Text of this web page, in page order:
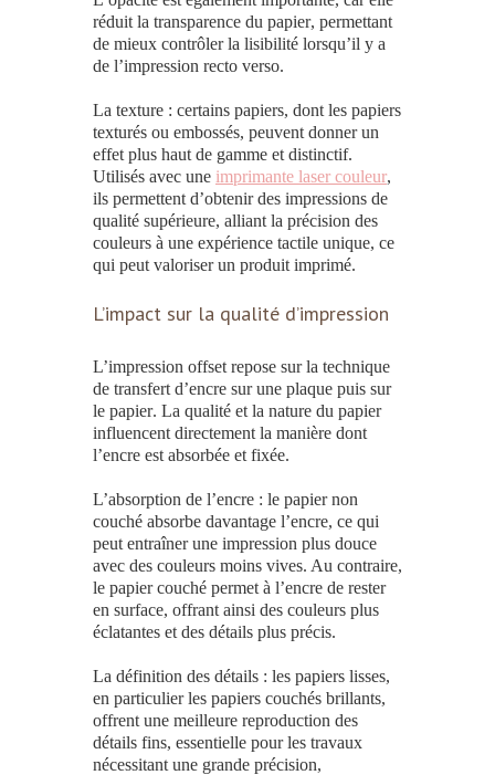
réduit la transparence du papier, permettant
de mieux contrôler la lisibilité lorsqu’il y a
de l’impression recto verso.
La texture : certains papiers, dont les papiers
texturés ou embossés, peuvent donner un
effet plus haut de gamme et distinctif.
Utilisés avec une imprimante laser couleur,
ils permettent d’obtenir des impressions de
qualité supérieure, alliant la précision des
couleurs à une expérience tactile unique, ce
qui peut valoriser un produit imprimé.
L’impact sur la qualité d’impression
L’impression offset repose sur la technique
de transfert d’encre sur une plaque puis sur
le papier. La qualité et la nature du papier
influencent directement la manière dont
l’encre est absorbée et fixée.
L’absorption de l’encre : le papiernon
couché absorbe davantage l’encre, ce qui
peut entraîner une impression plus douce
avec des couleurs moins vives. Au contraire,
le papiercouché permet à l’encre de rester
en surface, offrant ainsi des couleurs plus
éclatantes et des détails plus précis.
La définition des détails : les papiers lisses,
en particulier les papiers couchés brillants,
offrent une meilleure reproduction des
détails fins, essentielle pour les travaux
nécessitant une grande précision,